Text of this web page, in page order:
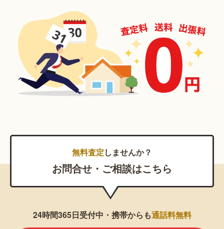
無料査定しませんか？
お問合せ・ご相談はこちら
24時間365日受付中・携帯からも通話料無料